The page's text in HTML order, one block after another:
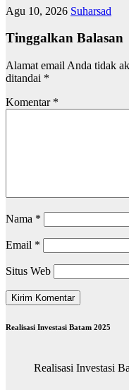
Agu 10, 2026 Suharsad
Tinggalkan Balasan
Alamat email Anda tidak
ditandai *
Komentar *
Nama *
Email *
Situs Web
Realisasi Investasi Batam 2025
Realisasi Investasi